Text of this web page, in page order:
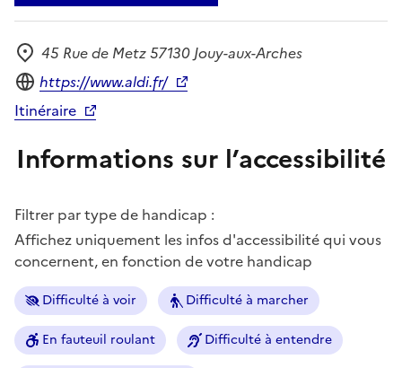
Adresse
45 Rue de Metz 57130 Jouy-aux-Arches
Site internet
https://www.aldi.fr/
Itinéraire
Informations sur l’accessibilité
Filtrer par type de handicap :
Affichez uniquement les infos d'accessibilité qui vous
concernent, en fonction de votre handicap
Difficulté à voir Difficulté à marcher
En fauteuil roulant Difficulté à entendre